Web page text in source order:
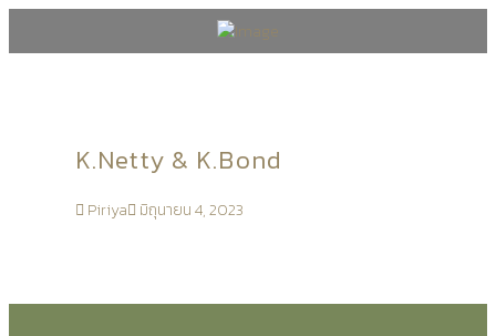
K.Netty & K.Bond
Piriya มิถุนายน 4, 2023